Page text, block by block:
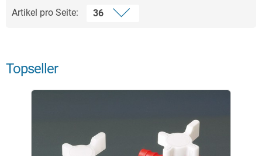
Artikel pro Seite:
Topseller